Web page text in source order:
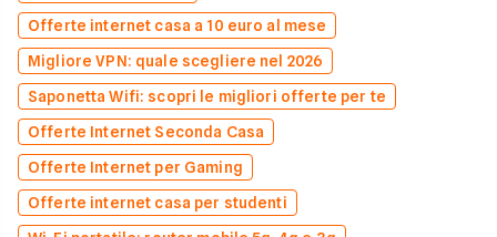
Offerte internet casa a 10 euro al mese
Migliore VPN: quale scegliere nel 2026
Saponetta Wifi: scopri le migliori offerte per te
Offerte Internet Seconda Casa
Offerte Internet per Gaming
Offerte internet casa per studenti